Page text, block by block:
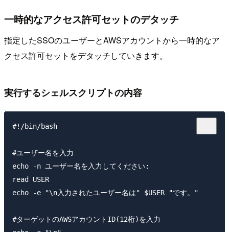
一時的なアクセス許可セットのデタッチ
指定したSSOのユーザーとAWSアカウントから一時的なア
クセス許可セットをデタッチしていきます。
実行するシェルスクリプトの内容
#!/bin/bash
#ユーザー名を入力
echo -n ユーザー名を入力してください:
read USER
echo -e "\n入力されたユーザー名は" $USER "です。"
#ターゲットのAWSアカウントID(12桁)を入力